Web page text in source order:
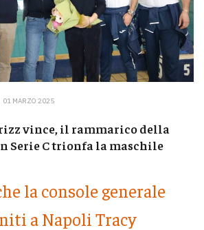
01 MARZO 2025
vince, il rammarico della
Serie C trionfa la maschile
la console generale
a Napoli Tracy